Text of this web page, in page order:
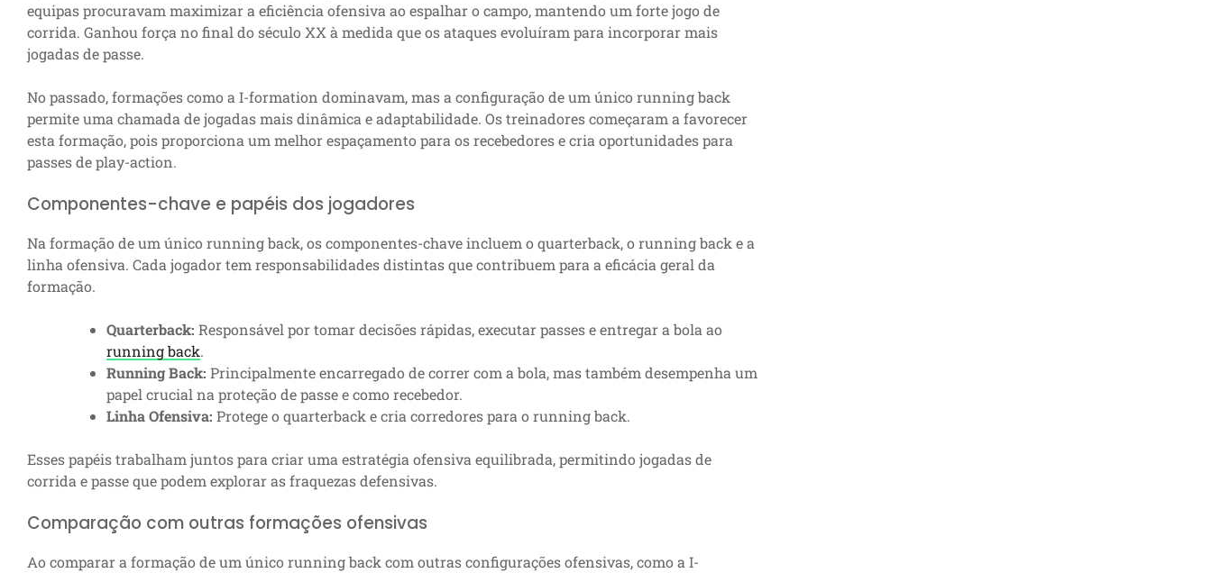
equipas procuravam maximizar a eficiência ofensiva ao espalhar o campo, mantendo um forte jogo de
corrida. Ganhou força no final do século XX à medida que os ataques evoluíram para incorporar mais
jogadas de passe.
No passado, formações como a I-formation dominavam, mas a configuração de um único running back
permite uma chamada de jogadas mais dinâmica e adaptabilidade. Os treinadores começaram a favorecer
esta formação, pois proporciona um melhor espaçamento para os recebedores e cria oportunidades para
passes de play-action.
Componentes-chave e papéis dos jogadores
Na formação de um único running back, os componentes-chave incluem o quarterback, o running back e a
linha ofensiva. Cada jogador tem responsabilidades distintas que contribuem para a eficácia geral da
formação.
Quarterback: Responsável por tomar decisões rápidas, executar passes e entregar a bola ao
running back.
Running Back: Principalmente encarregado de correr com a bola, mas também desempenha um
papel crucial na proteção de passe e como recebedor.
Linha Ofensiva: Protege o quarterback e cria corredores para o running back.
Esses papéis trabalham juntos para criar uma estratégia ofensiva equilibrada, permitindo jogadas de
corrida e passe que podem explorar as fraquezas defensivas.
Comparação com outras formações ofensivas
Ao comparar a formação de um único running back com outras configurações ofensivas, como a I-